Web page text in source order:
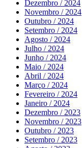
Dezembro / 2024
Novembro / 2024
Outubro / 2024
Setembro / 2024
Agosto / 2024
Julho / 2024
Junho / 2024
Maio / 2024
Abril / 2024
Março / 2024
Fevereiro / 2024
Janeiro / 2024
Dezembro / 2023
Novembro / 2023
Outubro / 2023
Setembro / 2023